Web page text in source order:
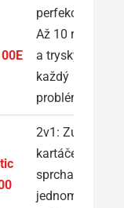
perfekcionisty:
Až 10 režimů
a trysky na
každý
problém
2v1: Zubní
kartáček a
sprcha v
jednom